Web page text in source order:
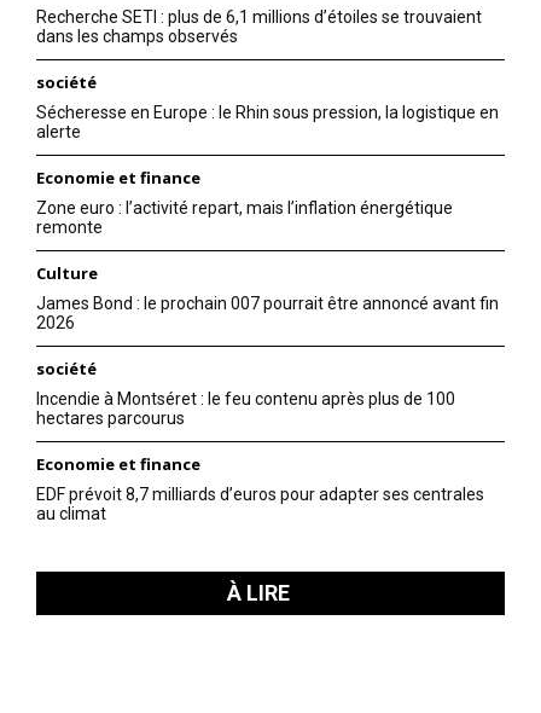
Recherche SETI : plus de 6,1 millions d’étoiles se trouvaient
dans les champs observés
société
Sécheresse en Europe : le Rhin sous pression, la logistique en
alerte
Economie et finance
Zone euro : l’activité repart, mais l’inflation énergétique
remonte
Culture
James Bond : le prochain 007 pourrait être annoncé avant fin
2026
société
Incendie à Montséret : le feu contenu après plus de 100
hectares parcourus
Economie et finance
EDF prévoit 8,7 milliards d’euros pour adapter ses centrales
au climat
À LIRE